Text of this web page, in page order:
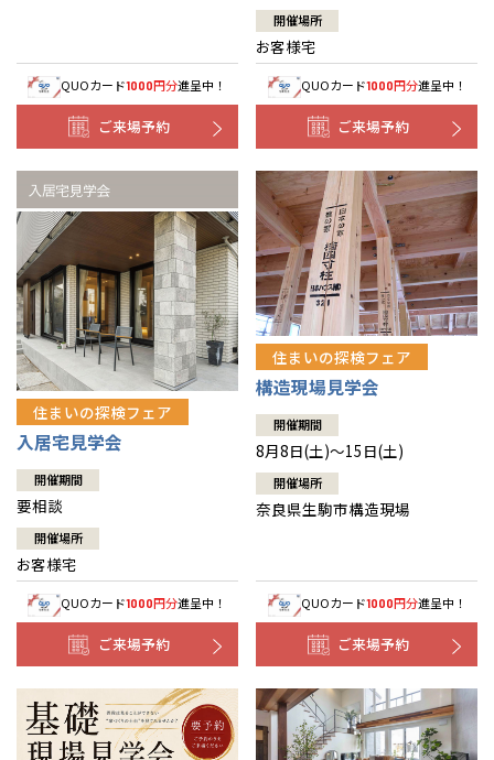
QUOカード1000円分進呈中！
ご来場予約
開催場所
お客様宅
QUOカード1000円分進呈中！
ご来場予約
住まいの探検フェア
入居宅見学会
開催期間
要相談
開催場所
お客様宅
QUOカード1000円分進呈中！
ご来場予約
住まいの探検フェア
構造現場見学会
開催期間
8月8日(土)～15日(土)
開催場所
奈良県生駒市構造現場
QUOカード1000円分進呈中！
ご来場予約